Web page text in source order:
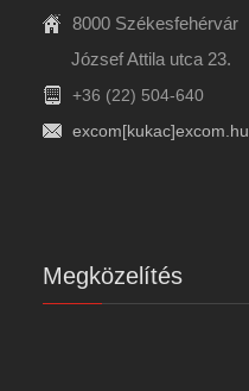
8000 Székesfehérvár
József Attila utca 23.
+36 (22) 504-640
excom[kukac]excom.hu
Megközelítés